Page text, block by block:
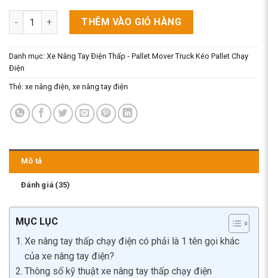
Xe Nâng Tay Thấp Chạy Điện 1.5 Tấn EPL1531 - Ắc Quy
THÊM VÀO GIỎ HÀNG
Danh mục: Xe Nâng Tay Điện Thấp - Pallet Mover Truck Kéo Pallet Chạy
Điện
Thẻ: xe nâng điện, xe nâng tay điện
Mô tả
Đánh giá (35)
MỤC LỤC
Xe nâng tay thấp chạy điện có phải là 1 tên gọi khác
của xe nâng tay điện?
Thông số kỹ thuật xe nâng tay thấp chạy điện